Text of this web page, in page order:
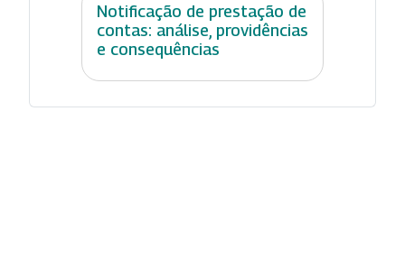
Notificação de prestação de
contas: análise, providências
e consequências